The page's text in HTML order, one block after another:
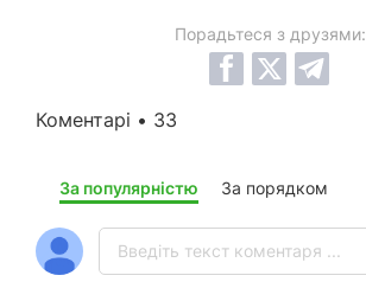
Порадьтеся з друзями:
Коментарі • 33
За популярністю За порядком